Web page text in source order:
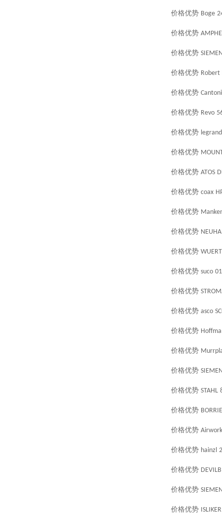
价格优势 Boge
价格优势
价格优势
价格优势 Robert
价格优势 Cantoni
价格优势 Revo
价格优势 legrand
价格优势
价格优势 ATOS
价格优势 coax
价格优势
价格优势
价格优势
价格优势 suco
价格优势
价格优势 asco
价格优势
价格优势
价格优势
价格优势 STAHL
价格优势
价格优势 Airwork
价格优势 hainzl
价格优势
价格优势
价格优势 ISLIKER